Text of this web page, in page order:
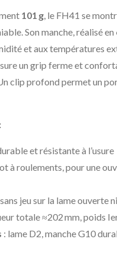
101 g , le FH41 se
Son manche, réalisé en
et aux températures
un grip ferme et
clip profond permet un
et résistante à l’usure
à roulements, pour une
jeu sur la lame ouverte
totale ≈202 mm, poids
: lame D2, manche G10